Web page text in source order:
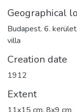
Geographical
Budapest. 6.
villa
Creation date
1912
Extent